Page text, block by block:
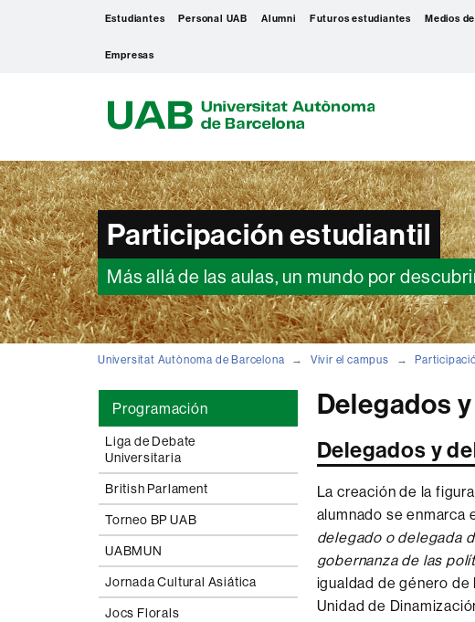
Estudiantes Personal UAB Alumni Futuros estudiantes Medios
Empresas
A
Participación estudiantil
Más allá de las aulas, un mundo por
Universitat Autònoma de Barcelona Vivir el campus
Programación
Liga de Debate
Universitaria
British Parlament
Torneo BP UAB
UABMUN
Jornada Cultural Asiática
Jocs Florals
Delegados
Delegados y
La creación de la
alumnado se enmarca
delegado o delegada
gobernanza de las
igualdad de género de
Unidad de